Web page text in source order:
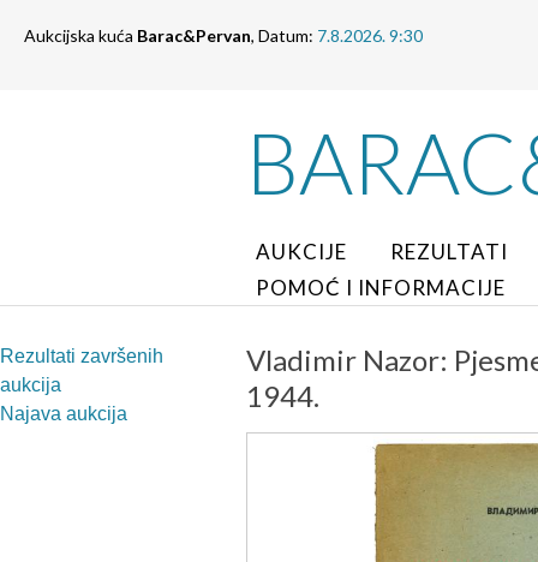
Aukcijska kuća Barac&Pervan, Datum: 7.8.2026. 9:30
AUKCIJE
REZULTATI
POMOĆ I INFORMACIJE
Rezultati završenih
aukcija
Najava aukcija
Vladimir Nazor:
1944.